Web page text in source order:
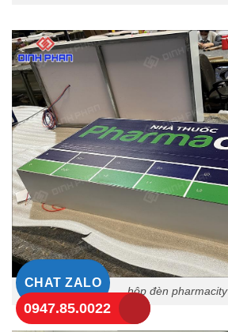
CHAT ZALO
0947.85.0022
hộp đèn pharmacity